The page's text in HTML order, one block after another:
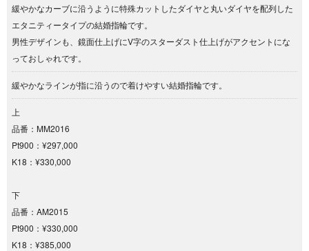
緩やかなカーブに沿うように特殊カットしたダイヤと丸いダイヤを配列した
エタニティータイプの結婚指輪です。
男性デザインも、鏡面仕上げにV字のスターダスト仕上げがアクセントにな
っておしゃれです。
緩やかなラインが指に沿うので着けやすい結婚指輪です。
上
品番：MM2016
Pt900：¥297,000
K18：¥330,000
下
品番：AM2015
Pt900：¥330,000
K18：¥385,000